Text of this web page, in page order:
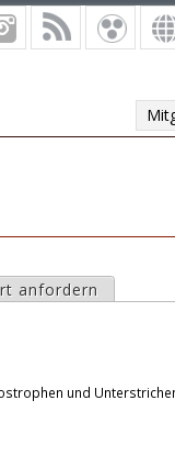
anfordern
und